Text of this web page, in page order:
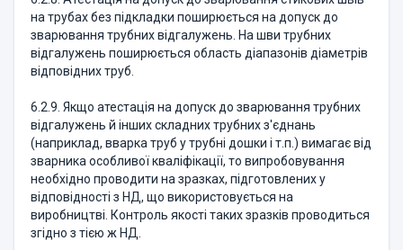
на трубах без пiдкладки поширюється на допуск до
зварювання трубних вiдгалужень. На шви трубних
вiдгалужень поширюється область дiапазонiв дiаметрiв
вiдповiдних труб.
6.2.9. Якщо атестацiя на допуск до зварювання трубних
вiдгалужень й інших складних трубних з'єднань
(наприклад, вварка труб у трубні дошки і т.п.) вимагає вiд
зварника особливої квалiфiкацiї, то випробовування
необхiдно проводити на зразках, підготовлених у
вiдповідності з НД, що використовується на
виробництвi. Контроль якості таких зразків проводиться
згідно з тією ж НД.